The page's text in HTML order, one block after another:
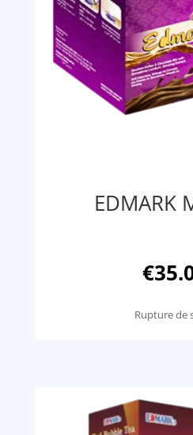
EDMARK
€
Rupture de